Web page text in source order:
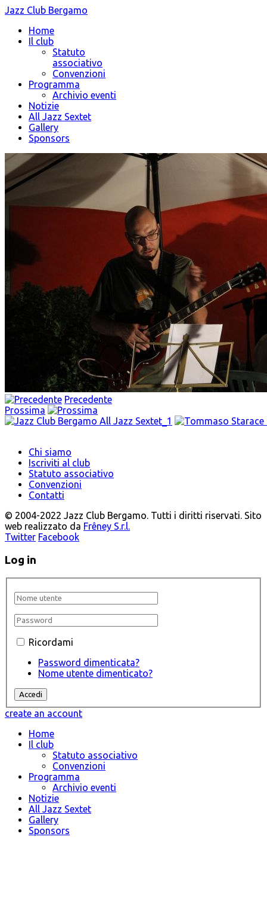
Jazz Club Bergamo
Home
Il club
Statuto
associativo
Convenzioni
Programma
Archivio eventi
Notizie
All Jazz Sextet
Gallery
Sponsors
Precedente
Prossima
Chi siamo
Iscriviti al club
Statuto associativo
Convenzioni
Contatti
© 2004-2022 Jazz Club Bergamo. Tutti i diritti riservati. Sito
web realizzato da Frêney S.r.l.
Twitter Facebook
Log in
Ricordami
Password dimenticata?
Nome utente dimenticato?
create an account
Home
Il club
Statuto associativo
Convenzioni
Programma
Archivio eventi
Notizie
All Jazz Sextet
Gallery
Sponsors